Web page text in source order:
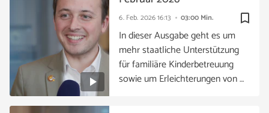
bookmark_border
6. Feb. 202616:13 03:00 Min.
In dieser Ausgabe geht es um
mehr staatliche Unterstützung
für familiäre Kinderbetreuung
sowie um Erleichterungen von …